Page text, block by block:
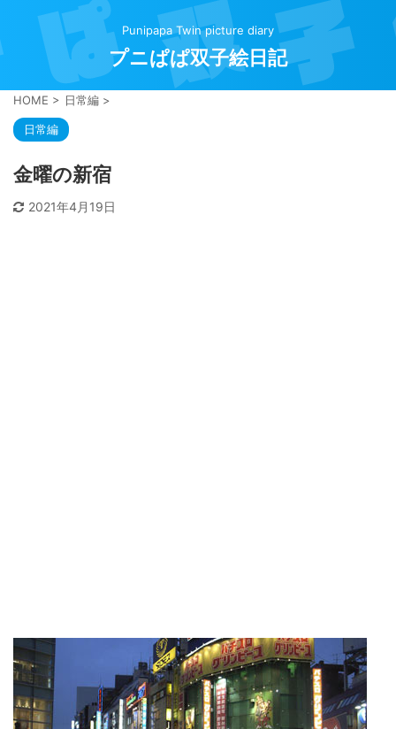
Punipapa Twin picture diary
プニぱぱ双子絵日記
HOME > 日常編 >
日常編
金曜の新宿
2021年4月19日